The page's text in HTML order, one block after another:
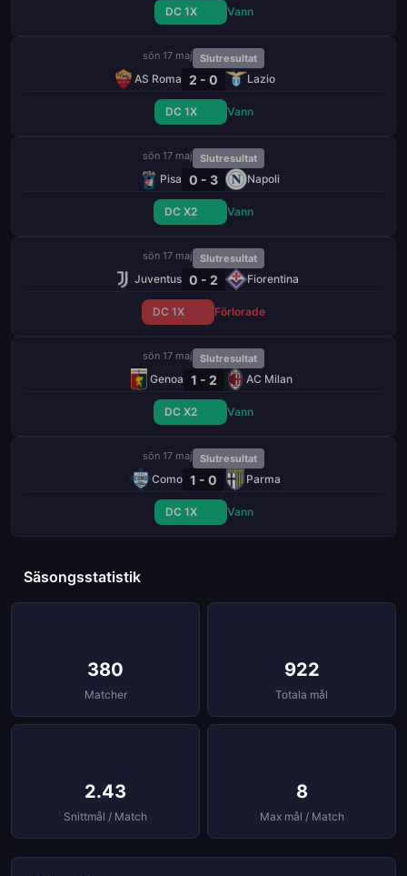
DC 1X Vann
sön 17 maj Slutresultat
AS Roma 2 - 0 Lazio
DC 1X Vann
sön 17 maj Slutresultat
Pisa 0 - 3 Napoli
DC X2 Vann
sön 17 maj Slutresultat
Juventus 0 - 2 Fiorentina
DC 1X Förlorade
sön 17 maj Slutresultat
Genoa 1 - 2 AC Milan
DC X2 Vann
sön 17 maj Slutresultat
Como 1 - 0 Parma
DC 1X Vann
Säsongsstatistik
380
Matcher
922
Totala mål
2.43
Snittmål / Match
8
Max mål / Match